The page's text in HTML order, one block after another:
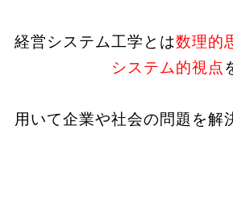
経営システム工学とは数理的
システム的視点
用いて企業や社会の問題を解